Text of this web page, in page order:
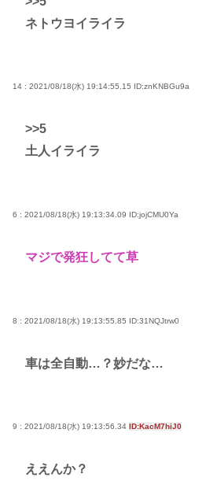
ネトウヨイライラ
14 : 2021/08/18(水) 19:14:55.15 ID:znKNBGu9a
>>5
土人イライラ
6 : 2021/08/18(水) 19:13:34.09 ID:jojCMU0Ya
マジで発狂してて草
8 : 2021/08/18(水) 19:13:55.85 ID:31NQJtrw0
車は全自動…？妙だな…
9 : 2021/08/18(水) 19:13:56.34 ID:KacM7hiJ0
ええんか？